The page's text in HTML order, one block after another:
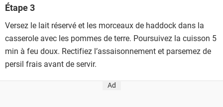
Étape 3
Versez le lait réservé et les morceaux de haddock dans la
casserole avec les pommes de terre. Poursuivez la cuisson 5
min à feu doux. Rectifiez l’assaisonnement et parsemez de
persil frais avant de servir.
Ad